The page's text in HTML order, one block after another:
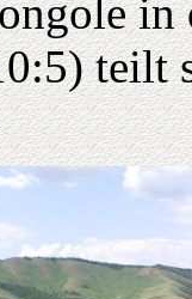
in
teilt